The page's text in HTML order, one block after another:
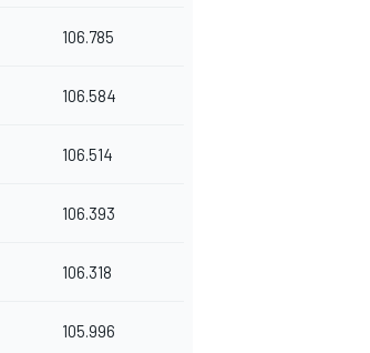
106.785
106.584
106.514
106.393
106.318
105.996